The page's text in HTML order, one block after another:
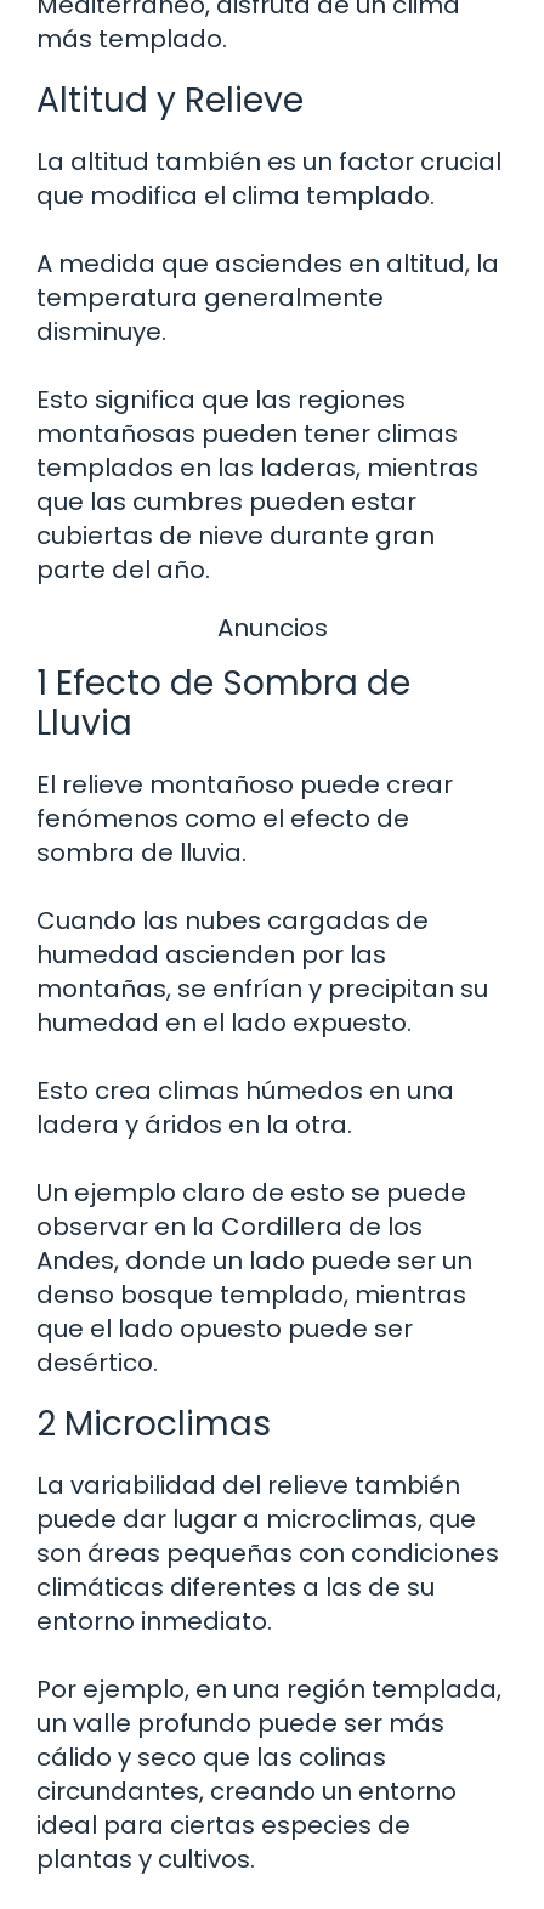
más templado.
Altitud y Relieve
La altitud también es un factor crucial
que modifica el clima templado.
A medida que asciendes en altitud, la
temperatura generalmente
disminuye.
Esto significa que las regiones
montañosas pueden tener climas
templados en las laderas, mientras
que las cumbres pueden estar
cubiertas de nieve durante gran
parte del año.
Anuncios
1 Efecto de Sombra de
Lluvia
El relieve montañoso puede crear
fenómenos como el efecto de
sombra de lluvia.
Cuando las nubes cargadas de
humedad ascienden por las
montañas, se enfrían y precipitan su
humedad en el lado expuesto.
Esto crea climas húmedos en una
ladera y áridos en la otra.
Un ejemplo claro de esto se puede
observar en la Cordillera de los
Andes, donde un lado puede ser un
denso bosque templado, mientras
que el lado opuesto puede ser
desértico.
2 Microclimas
La variabilidad del relieve también
puede dar lugar a microclimas, que
son áreas pequeñas con condiciones
climáticas diferentes a las de su
entorno inmediato.
Por ejemplo, en una región templada,
un valle profundo puede ser más
cálido y seco que las colinas
circundantes, creando un entorno
ideal para ciertas especies de
plantas y cultivos.